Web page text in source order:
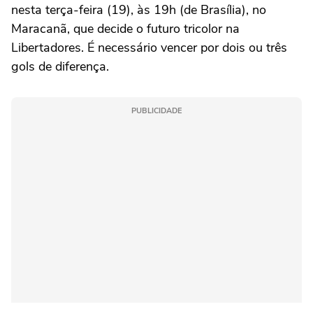
nesta terça-feira (19), às 19h (de Brasília), no
Maracanã, que decide o futuro tricolor na
Libertadores. É necessário vencer por dois ou três
gols de diferença.
PUBLICIDADE